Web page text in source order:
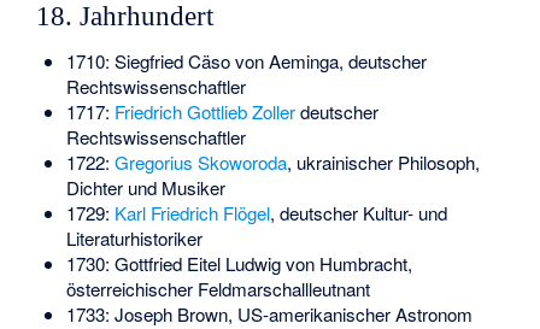
18. Jahrhundert
1710: Siegfried Cäso von Aeminga, deutscher
Rechtswissenschaftler
1717: Friedrich Gottlieb Zollerdeutscher
Rechtswissenschaftler
1722: Gregorius Skoworoda, ukrainischer Philosoph,
Dichter und Musiker
1729: Karl Friedrich Flögel, deutscher Kultur- und
Literaturhistoriker
1730: Gottfried Eitel Ludwig von Humbracht,
österreichischer Feldmarschallleutnant
1733: Joseph Brown, US-amerikanischer Astronom